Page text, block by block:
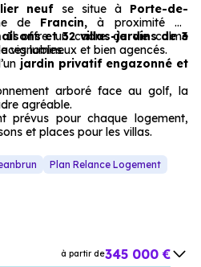
neuf se situe à Porte-de-
de Francin, à proximité de
Il offre un cadre de vie calme
vignobles.
et 32 villas-jardins de 3
lumineux et bien agencés.
jardin privatif engazonné et
arboré face au golf, la
agréable.
prévus pour chaque logement,
et places pour les villas.
Plan Relance Logement
à partir de345 000 €